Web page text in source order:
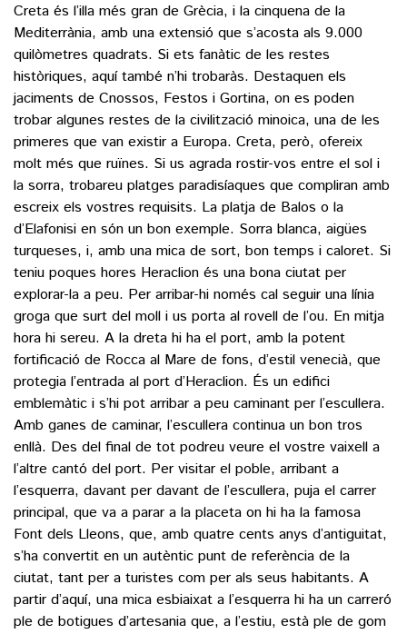
Creta és l’illa més gran de Grècia, i la cinquena de la
Mediterrània, amb una extensió que s’acosta als 9.000
quilòmetres quadrats. Si ets fanàtic de les restes
històriques, aquí també n’hi trobaràs. Destaquen els
jaciments de Cnossos, Festos i Gortina, on es poden
trobar algunes restes de la civilització minoica, una de les
primeres que van existir a Europa. Creta, però, ofereix
molt més que ruïnes. Si us agrada rostir-vos entre el sol i
la sorra, trobareu platges paradisíaques que compliran amb
escreix els vostres requisits. La platja de Balos o la
d’Elafonisi en són un bon exemple. Sorra blanca, aigües
turqueses, i, amb una mica de sort, bon temps i caloret. Si
teniu poques hores Heraclion és una bona ciutat per
explorar-la a peu. Per arribar-hi només cal seguir una línia
groga que surt del moll i us porta al rovell de l’ou. En mitja
hora hi sereu. A la dreta hi ha el port, amb la potent
fortificació de Rocca al Mare de fons, d’estil venecià, que
protegia l’entrada al port d’Heraclion. És un edifici
emblemàtic i s’hi pot arribar a peu caminant per l’escullera.
Amb ganes de caminar, l’escullera continua un bon tros
enllà. Des del final de tot podreu veure el vostre vaixell a
l’altre cantó del port. Per visitar el poble, arribant a
l’esquerra, davant per davant de l’escullera, puja el carrer
principal, que va a parar a la placeta on hi ha la famosa
Font dels Lleons, que, amb quatre cents anys d’antiguitat,
s’ha convertit en un autèntic punt de referència de la
ciutat, tant per a turistes com per als seus habitants. A
partir d’aquí, una mica esbiaixat a l’esquerra hi ha un carreró
ple de botigues d’artesania que, a l’estiu, està ple de gom